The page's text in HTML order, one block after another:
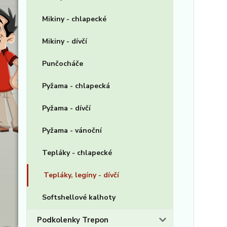
Mikiny - chlapecké
Mikiny - dívčí
Punčocháče
Pyžama - chlapecká
Pyžama - dívčí
Pyžama - vánoční
Tepláky - chlapecké
Tepláky, legíny - dívčí
Softshellové kalhoty
Podkolenky Trepon